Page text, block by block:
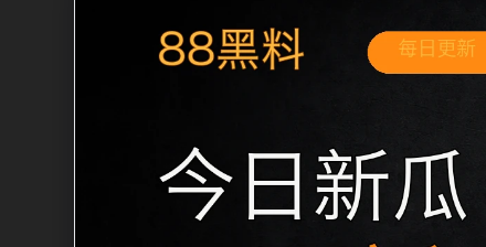
最新网红吃瓜事件合集明星事件移动端
展开。页面先给出清晰主题，再把相关
口、稳定标题、明确描述和本地主题图